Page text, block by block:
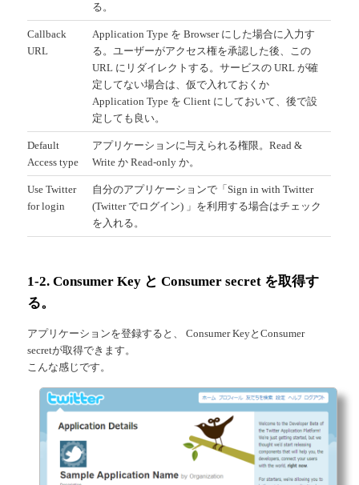
る。
Callback
URL
Application Type を Browser にした場合に入力す
る。ユーザーがアクセス権を承認した後、この
URL にリダイレクトする。サービスの URL が確
定してない場合は、仮で入れておくか
Application Type を Client にしておいて、後で設
定しても良い。
Default
Access type
アプリケーションに与えられる権限。Read &
Write か Read-only か。
Use Twitter
for login
自分のアプリケーションで「Sign in with Twitter
(Twitter でログイン) 」を利用する場合はチェック
を入れる。
1-2. Consumer Key と Consumer secret を取得す
る。
アプリケーションを登録すると、 Consumer KeyとConsumer
secretが取得できます。
こんな感じです。